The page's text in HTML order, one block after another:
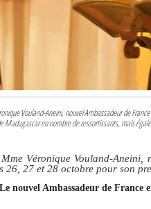
Vouland-Aneini, nouvel Ambassadeur de
Madagascar en nombre de ressortissants, mais
Véronique Vouland-
26, 27 et 28 octobre pour son
nouvel Ambassadeur de France